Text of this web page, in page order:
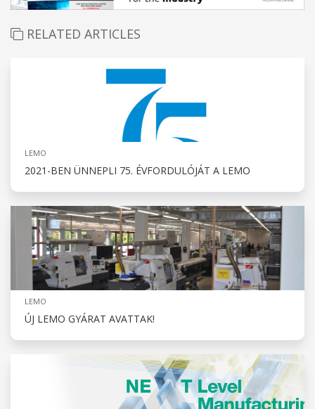
RELATED ARTICLES
LEMO
2021-BEN ÜNNEPLI 75. ÉVFORDULÓJÁT A LEMO
LEMO
ÚJ LEMO GYÁRAT AVATTAK!